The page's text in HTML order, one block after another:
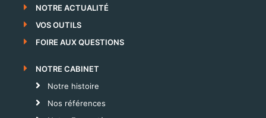
NOTRE ACTUALITÉ
VOS OUTILS
FOIRE AUX QUESTIONS
NOTRE CABINET
Notre histoire
Nos références